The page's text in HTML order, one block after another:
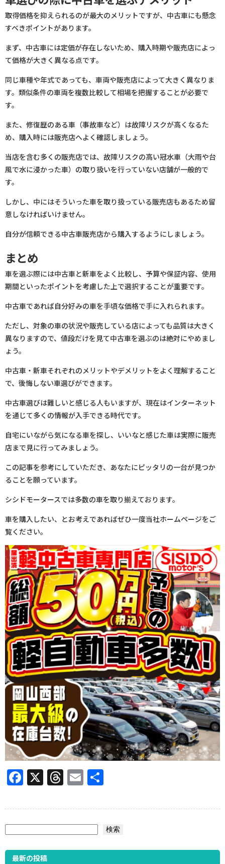
取得価格を抑えられるのが最大のメリットですが、中古車にも懸念
すべきポイントがあります。
まず、中古車には定価が存在しないため、購入時期や販売店によっ
て価格が大きく異なる点です。
同じ車種や年式であっても、車両や販売店によって大きく異なりま
す。類似条件の車両を複数比較して相場を把握することが必要で
す。
また、修復歴のある車（事故車など）は故障リスクが高くなるた
め、購入時には販売店へよく確認しましょう。
当店を含む多くの販売店では、故障リスクの高い冠水車（大雨や台
風で水に浸かった車）の取り扱いを行っていない店舗が一般的で
す。
しかし、中にはそういった車を取り扱っている販売店もあるため留
意しなければいけません。
自分が信頼できる中古車販売店から購入するようにしましょう。
まとめ
車を選ぶ際には中古車と新車をよく比較し、予算や保証内容、使用
期間といったポイントを考慮した上で選択することが重要です。
中古車であれば自分好みの車を手頃な価格で手に入れられます。
ただし、対象の車の状況や販売している店によっても品質は大きく
異なりますので、値段だけを見て中古車を選ぶのは絶対にやめまし
ょう。
中古車・新車それぞれのメリットやデメリットをよく理解すること
で、後悔しない車選びができます。
中古車選びは難しいと感じる人もいますが、現在はインターネット
を通じて多くの情報が入手できる時代です。
自宅にいながら気になる車を探し、いいなと感じた車は実際に販売
店まで見に行ってみましょう。
この記事を参考にしていただき、あなたにピッタリの一台が見つか
ることを願っています。
シシドモータースでは多数の車を取り揃えております。
車を購入したい、とお考えであればぜひ一度当社ホームページをご
覧ください。
Facebook
X Threads
Email
検索
最新の投稿